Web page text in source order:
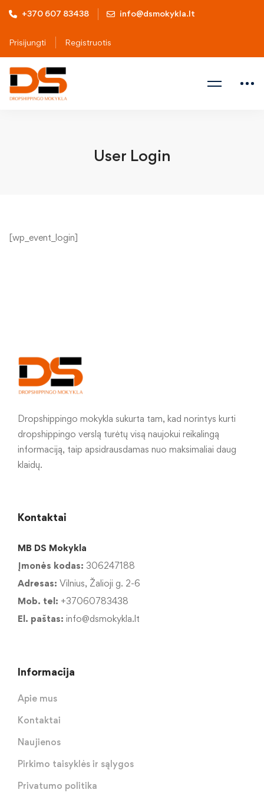
+370 607 83438 info@dsmokykla.lt
Prisijungti Registruotis
User Login
[wp_event_login]
Dropshippingo mokykla sukurta tam, kad norintys kurti
dropshippingo verslą turėtų visą naujokui reikalingą
informaciją, taip apsidrausdamas nuo maksimaliai daug
klaidų.
Kontaktai
MB DS Mokykla
Įmonės kodas: 306247188
Adresas: Vilnius, Žalioji g. 2-6
Mob. tel: +37060783438
El. paštas: info@dsmokykla.lt
Informacija
Apie mus
Kontaktai
Naujienos
Pirkimo taisyklės ir sąlygos
Privatumo politika